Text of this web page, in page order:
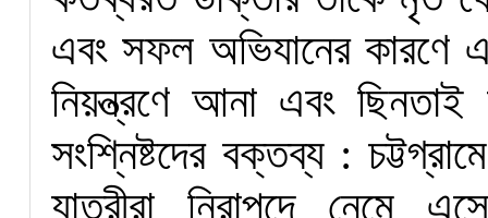
এবং সফল অভিযানের কারণে
নিয়ন্ত্রণে আনা এবং
সংশ্নিষ্টদের বক্তব্য :
যাত্রীরা নিরাপদে নেমে